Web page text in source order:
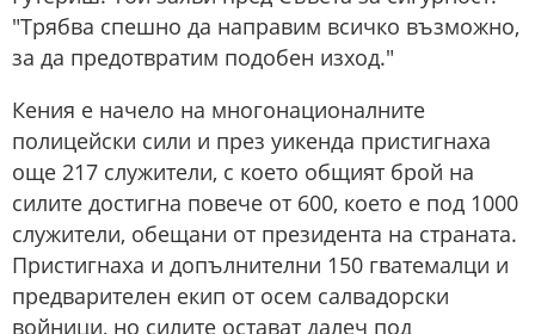
"Трябва спешно да направим всичко възможно,
за да предотвратим подобен изход."
Кения е начело на многонационалните
полицейски сили и през уикенда пристигнаха
още 217 служители, с което общият брой на
силите достигна повече от 600, което е под 1000
служители, обещани от президента на страната.
Пристигнаха и допълнителни 150 гватемалци и
предварителен екип от осем салвадорски
войници, но силите остават далеч под